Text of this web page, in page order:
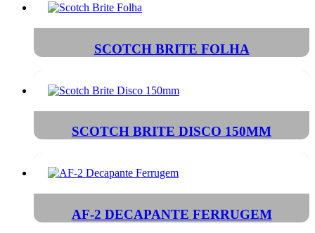
SCOTCH BRITE FOLHA
SCOTCH BRITE DISCO 150MM
AF-2 DECAPANTE FERRUGEM